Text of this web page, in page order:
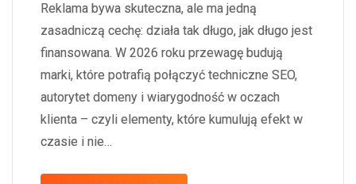
Reklama bywa skuteczna, ale ma jedną
zasadniczą cechę: działa tak długo, jak długo jest
finansowana. W 2026 roku przewagę budują
marki, które potrafią połączyć techniczne SEO,
autorytet domeny i wiarygodność w oczach
klienta – czyli elementy, które kumulują efekt w
czasie i nie…